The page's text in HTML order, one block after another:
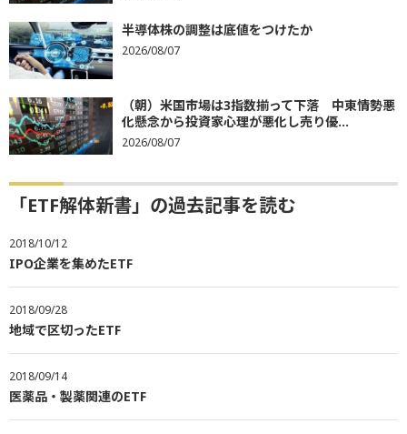
半導体株の調整は底値をつけたか
2026/08/07
（朝）米国市場は3指数揃って下落 中東情勢悪
化懸念から投資家心理が悪化し売り優...
2026/08/07
「ETF解体新書」の過去記事を読む
2018/10/12
IPO企業を集めたETF
2018/09/28
地域で区切ったETF
2018/09/14
医薬品・製薬関連のETF